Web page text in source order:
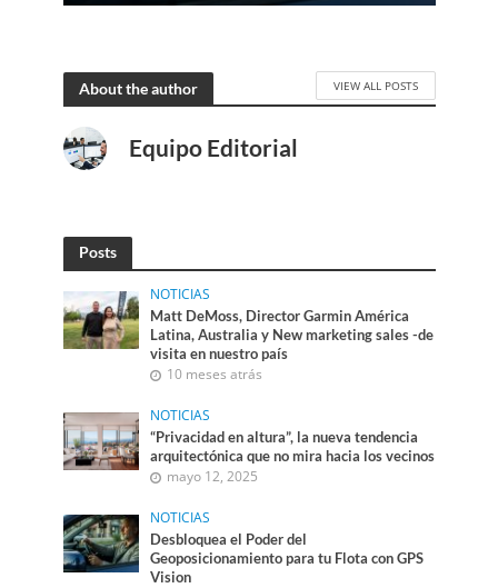
About the author VIEW ALL POSTS
Equipo Editorial
Posts
NOTICIAS
Matt DeMoss, Director Garmin América
Latina, Australia y New marketing sales -de
visita en nuestro país
10 meses atrás
NOTICIAS
“Privacidad en altura”, la nueva tendencia
arquitectónica que no mira hacia los vecinos
mayo 12, 2025
NOTICIAS
Desbloquea el Poder del
Geoposicionamiento para tu Flota con GPS
Vision